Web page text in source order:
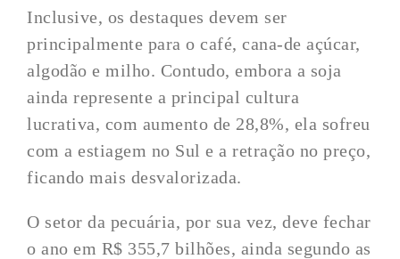
Inclusive, os destaques devem ser
principalmente para o café, cana-de açúcar,
algodão e milho. Contudo, embora a soja
ainda represente a principal cultura
lucrativa, com aumento de 28,8%, ela sofreu
com a estiagem no Sul e a retração no preço,
ficando mais desvalorizada.
O setor da pecuária, por sua vez, deve fechar
o ano em R$ 355,7 bilhões, ainda segundo as